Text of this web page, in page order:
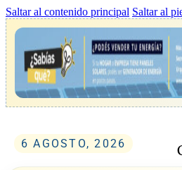
Saltar al contenido principal Saltar al
6 AGOSTO, 2026